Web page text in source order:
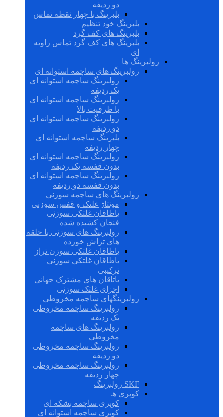
دو ردیفه
بلبرینگ با چهار نقطه تماس
بلبرینگ خود تنظیم
بلبرینگ های کف گرد
بلبرینگ های کف گرد تماس زاویه
ای
رولبرینگ ها
رولبرینگ های ساچمه استوانه ای
رولبرینگ ساچمه استوانه ای
یک ردیفه
رولبرینگ ساچمه استوانه ای
با ظرفیت بالا
رولبرینگ ساچمه استوانه ای
دو ردیفه
بلبرینگ ساچمه استوانه ای
چهار ردیفه
رولبرینگ ساچمه استوانه ای
بدون قفسه یک ردیفه
رولبرینگ ساچمه استوانه ای
بدون قفسه دو ردیفه
رولبرینگ های ساچمه سوزنی
مونتاژ غلتک و قفس سوزنی
یاطاقان غلتکی سوزنی
فنجان کشیده شده
رولبرینگ های سوزنی با حلقه
های تراش خورده
یاطاقان غلتکی سوزن تراز
یاطاقان غلتکی سوزنی
ترکیبی
یاتاقان های مشترک جهانی
اجزای غلتک سوزنی
رولبرینگهای ساچمه مخروطی
رولبرینگ ساچمه مخروطی
یک ردیفه
رولبرینگ های ساچمه
مخروطی
رولبرینگ ساچمه مخروطی
دو ردیفه
رولبرینگ ساچمه مخروطی
چهار ردیفه
SKF رولبرینگ
کوپری ها
کوپری ساچمه بشکه ای
کوپری ساچمه استوانه ای